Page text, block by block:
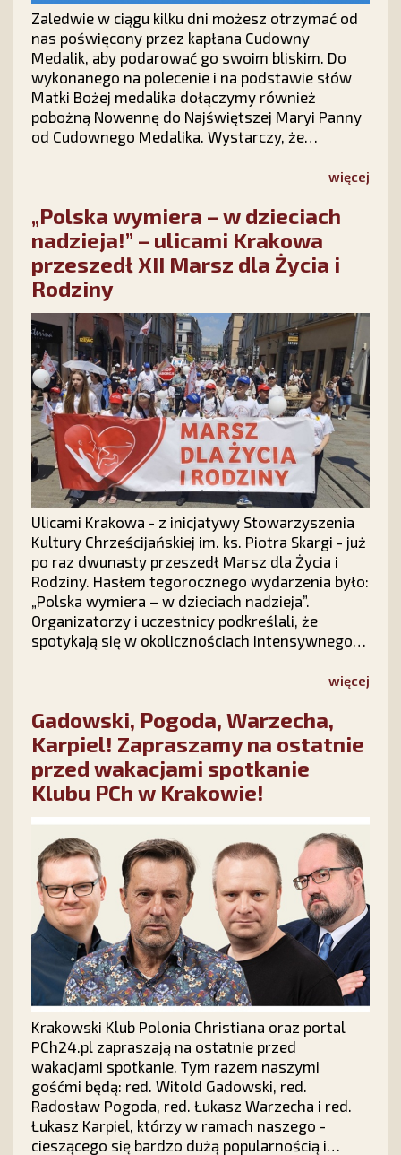
Zaledwie w ciągu kilku dni możesz otrzymać od
nas poświęcony przez kapłana Cudowny
Medalik, aby podarować go swoim bliskim. Do
wykonanego na polecenie i na podstawie słów
Matki Bożej medalika dołączymy również
pobożną Nowennę do Najświętszej Maryi Panny
od Cudownego Medalika. Wystarczy, że
Stowarzyszenia Ks. Piotra Skargi „Dar Maryi”
numer 12 423 44 23, a Medalik i Nowenna będą
Twoje!
więcej
„Polska wymiera – w dzieciach
nadzieja!” – ulicami Krakowa
przeszedł XII Marsz dla Życia i
Rodziny
Ulicami Krakowa - z inicjatywy Stowarzyszenia
Kultury Chrześcijańskiej im. ks. Piotra Skargi - już
po raz dwunasty przeszedł Marsz dla Życia i
Rodziny. Hasłem tegorocznego wydarzenia było:
„Polska wymiera – w dzieciach nadzieja”.
Organizatorzy i uczestnicy podkreślali, że
spotykają się w okolicznościach intensywnego
pokona wszelkie przeciwności.
więcej
Gadowski, Pogoda, Warzecha,
Karpiel! Zapraszamy na ostatnie
przed wakacjami spotkanie
Klubu PCh w Krakowie!
Krakowski Klub Polonia Christiana oraz portal
PCh24.pl zapraszają na ostatnie przed
wakacjami spotkanie. Tym razem naszymi
gośćmi będą: red. Witold Gadowski, red.
Radosław Pogoda, red. Łukasz Warzecha i red.
Łukasz Karpiel, którzy w ramach naszego -
cieszącego się bardzo dużą popularnością i